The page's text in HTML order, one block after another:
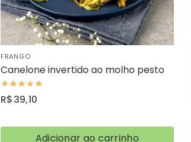
FRANGO
Canelone invertido ao molho pesto
R$39,10
Adicionar ao carrinho